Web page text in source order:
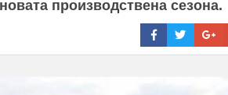
производствена сезона.